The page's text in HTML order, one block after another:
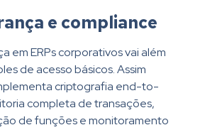
e compliance
em ERPs corporativos vai além
de acesso básicos. Assim
criptografia end-to-
completa de transações,
de funções e monitoramento